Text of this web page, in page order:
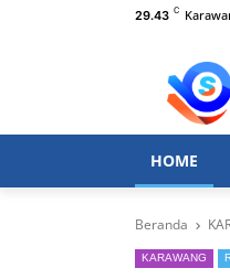
29.43 C
HOME
Beranda
KARAWANG